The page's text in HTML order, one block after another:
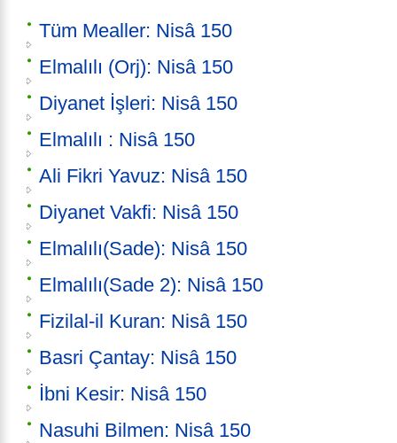
Tüm Mealler: Nisâ 150
Elmalılı (Orj): Nisâ 150
Diyanet İşleri: Nisâ 150
Elmalılı : Nisâ 150
Ali Fikri Yavuz: Nisâ 150
Diyanet Vakfi: Nisâ 150
Elmalılı(Sade): Nisâ 150
Elmalılı(Sade 2): Nisâ 150
Fizilal-il Kuran: Nisâ 150
Basri Çantay: Nisâ 150
İbni Kesir: Nisâ 150
Nasuhi Bilmen: Nisâ 150